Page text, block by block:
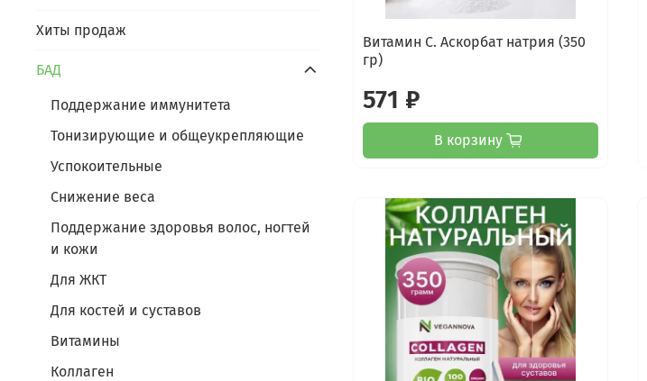
Витамин С. Аскорбат натрия (350
гр)
571 ₽
В корзину
Хиты продаж
БАД
Поддержание иммунитета
Тонизирующие и общеукрепляющие
Успокоительные
Снижение веса
Поддержание здоровья волос, ногтей
и кожи
Для ЖКТ
Для костей и суставов
Витамины
Коллаген